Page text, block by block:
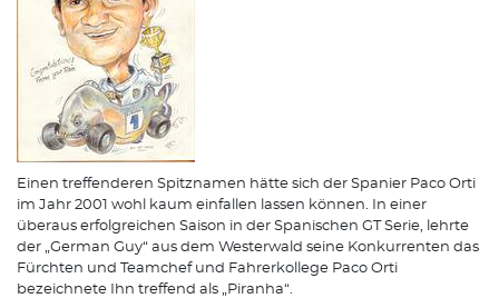
Einen treffenderen Spitznamen hätte sich der Spanier Paco Orti
im Jahr 2001 wohl kaum einfallen lassen können. In einer
überaus erfolgreichen Saison in der Spanischen GT Serie, lehrte
der „German Guy“ aus dem Westerwald seine Konkurrenten das
Fürchten und Teamchef und Fahrerkollege Paco Orti
bezeichnete Ihn treffend als „Piranha“.